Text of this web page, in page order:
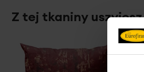
Z tej tkaniny